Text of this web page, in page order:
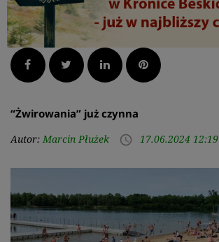
Facebook Twitter LinkedInPinterest
“Żwirowania” już czynna
Autor: Marcin Płużek access_time 17.06.2024 12:19